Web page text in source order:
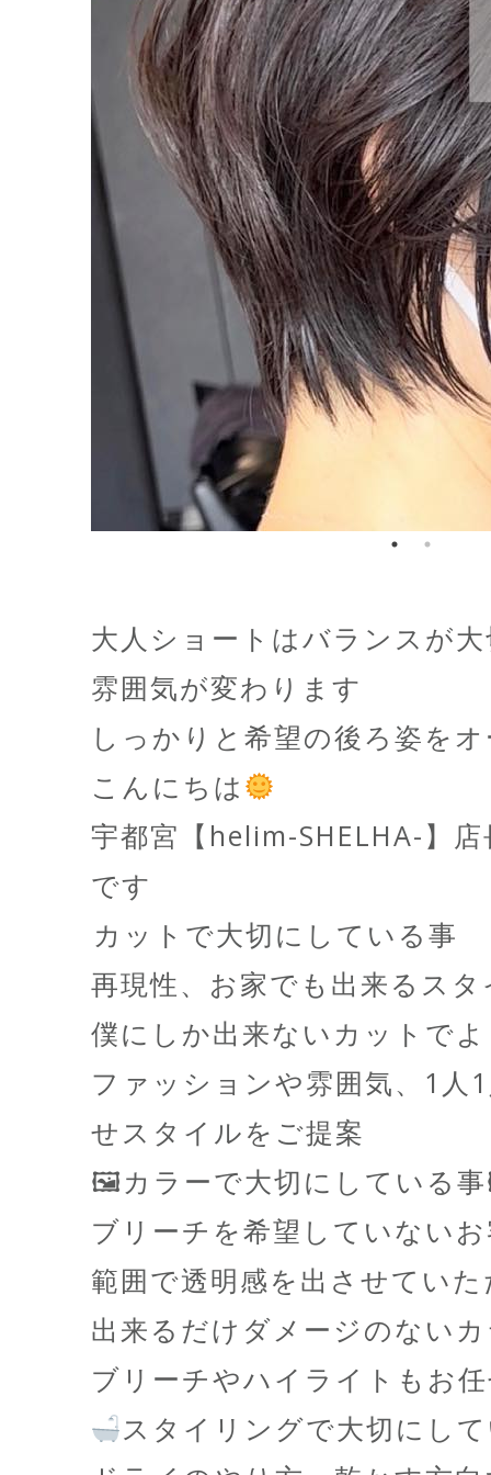
大人ショートはバランスが
雰囲気が変わります
しっかりと希望の後ろ姿を
こんにちは
宇都宮【helim-SHELHA-】
です
️カットで大切にしている事️
再現性、お家でも出来るス
僕にしか出来ないカットで
ファッションや雰囲気、1人
せスタイルをご提案
🖼カラーで大切にしている
ブリーチを希望していない
範囲で透明感を出させてい
出来るだけダメージのない
ブリーチやハイライトもお
スタイリングで大切にし